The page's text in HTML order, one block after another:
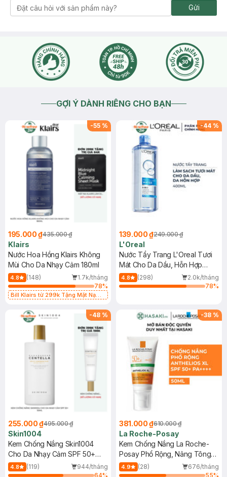
Gửi
GỢI Ý DÀNH RIÊNG CHO BẠN
-55 %
195.000 ₫435.000 ₫
Klairs
Nước Hoa Hồng Klairs Không
Mùi Cho Da Nhạy Cảm 180ml
4.8 (148)
1.7k/tháng
78%
Bill Klairs từ 299k Tặng Mặt Nạ
25ml (SL Có Hạn)
-44 %
139.000 ₫249.000 ₫
L'Oreal
Nước Tẩy Trang L'Oreal Tươi
Mát Cho Da Dầu, Hỗn Hợp
400ml
4.8 (298)
2.0k/tháng
78%
-48 %
255.000 ₫495.000 ₫
Skin1004
Kem Chống Nắng Skin1004
Cho Da Nhạy Cảm SPF 50+
50ml
4.8 (119)
944/tháng
64%
-38 %
381.000 ₫610.000 ₫
La Roche-Posay
Kem Chống Nắng La Roche-
Posay Phổ Rộng, Nâng Tông
Kiềm Dầu 50ml
4.9 (28)
676/tháng
55%